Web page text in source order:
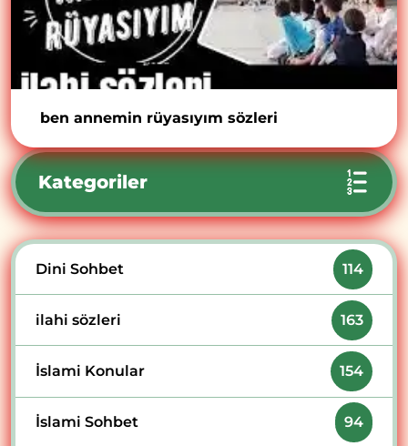
ben annemin rüyasıyım sözleri
Kategoriler
Dini Sohbet 114
ilahi sözleri 163
İslami Konular 154
İslami Sohbet 94